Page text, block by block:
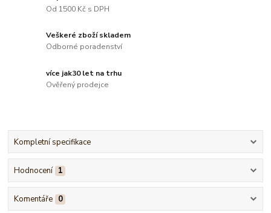
Od 1500 Kč s DPH
Veškeré zboží skladem
Odborné poradenství
více jak30 let na trhu
Ověřený prodejce
Kompletní specifikace
Hodnocení 1
Komentáře 0